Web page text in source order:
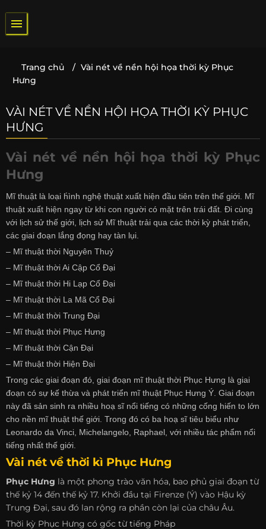
qua
nội
Trang chủ / Vài nét về nền hội họa thời kỳ Phục
Hưng
VÀI NÉT VỀ NỀN HỘI HỌA THỜI KỲ PHỤC
HƯNG
Vài nét về nền hội họa thời kỳ Phục
Hưng
Mĩ thuật là loại h́ình nghệ thuật xuất hiện đầu tiên trên thế giới. Mĩ
thuật xuất hiện ngay từ khi con người có mặt trên trái đất. Đi cùng
với lịch sử thế giới, lịch sử Mĩ thuật trải qua các thời kỳ phát triển,
các giai đoạn lắng đọng hay tàn lụi.
– Mĩ thuật thời Nguyên Thuỷ
– Mĩ thuật thời Ai Cập Cổ Đại
– Mĩ thuật thời Hi Lạp Cổ Đại
– Mĩ thuật thời La Mã Cổ Đại
– Mĩ thuật thời Trung Đại
– Mĩ thuật thời Phục Hưng
– Mĩ thuật thời Cận Đại
– Mĩ thuật thời Hiện Đại
Trong các giai đoạn đó, giai đoạn mĩ thuật thời Phục Hưng là giai
đoạn có sự kế thừa và phát triển mĩ thuật Phục Hưng Ý. Giai đoạn
này đã sản sinh ra nhiều hoạ sĩ nổi tiếng có những cống hiến to lớn
cho nền mĩ thuật thế giới. Trong đó có ba hoạ sĩ tiêu biểu như
Leonardo da Vinci, Michelangelo, Raphael, với nhiều tác phẩm nổi
tiếng nhất thế giới.
Vài nét về thời kì Phục Hưng
Phục Hưng là một phong trào văn hóa, bao phủ giai đoạn từ
thế kỷ 14 đến thế kỷ 17. Khởi đầu tại Firenze (Ý) vào Hậu kỳ
Trung Đại, sau đó lan rộng ra phần còn lại của châu Âu.
Thời kỳ Phục Hưng có gốc từ tiếng Pháp